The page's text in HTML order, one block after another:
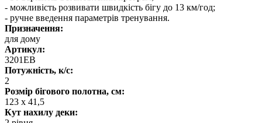
- можливість розвивати швидкість бігу до 13 км/год;
- ручне введення параметрів тренування.
Призначення:
для дому
Артикул:
3201EB
Потужність, к/с:
2
Розмір бігового полотна, см:
123 х 41,5
Кут нахилу деки: